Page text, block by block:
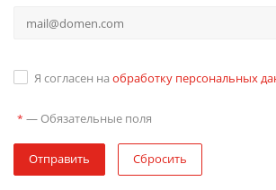
Я согласен на обработку персональных
* — Обязательные поля
Отправить Сбросить